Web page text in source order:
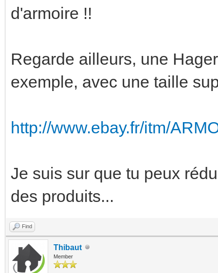
d'armoire !!
Regarde ailleurs, une
exemple, avec une taille
http://www.ebay.fr/itm/
Je suis sur que tu peux
des produits...
Find
Thibaut
Member